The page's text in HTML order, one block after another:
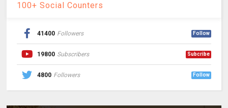
100+ Social Counters
41400 Followers Follow
19800 Subscribers Subcribe
4800 Followers Follow